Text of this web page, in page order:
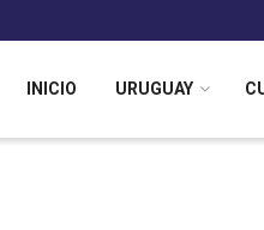
INICIO URUGUAY